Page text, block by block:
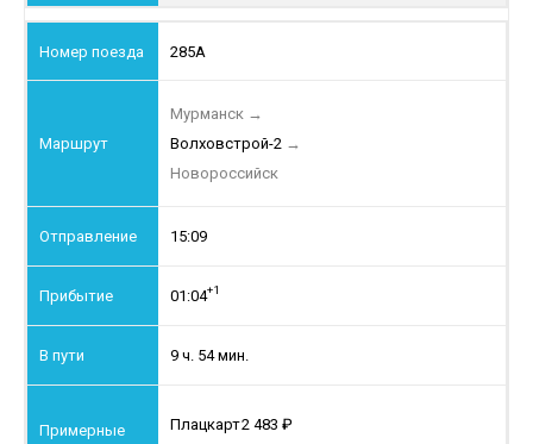
285А
Мурманск →
Волховстрой-2 →
Новороссийск
15:09
01:04+1
9 ч. 54 мин.
Плацкарт2 483